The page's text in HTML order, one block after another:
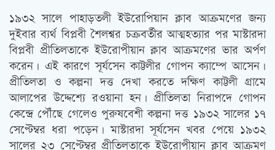
১৯৩২ সালে পাহাড়তলী ইউরোপিয়ান ক্লাব আক্রমণের জন্য
দুইবার ব্যর্থ বিপ্লবী শৈলশ্বর চক্রবর্তীর আত্মহত্যার পর মাস্টারদা
বিপ্লবী প্রীতিলতাকে ইউরোপীয়ান ক্লাব আক্রমণের ভার অর্পণ
করেন। এই কারণে সূর্যসেন কাট্টলীর গোপন ক্যাম্পে আসেন।
প্রীতিলতা ও কল্পনা দত্ত দেখা করতে দক্ষিণ কাট্টলী গ্রামে
আলাপের উদ্দেশ্যে রওয়ানা হন। প্রীতিলতা নিরাপদে গোপন
কেন্দ্রে পৌঁছে গেলেও পুরুষবেশী কল্পনা দত্ত ১৯৩২ সালের ১৭
সেপ্টেম্বর ধরা পড়েন। মাস্টারদা সূর্যসেন খবর পেয়ে ১৯৩২
সালের ২৩ সেপ্টেম্বর প্রীতিলতাকে ইউরোপীয়ান ক্লাব আক্রমণ